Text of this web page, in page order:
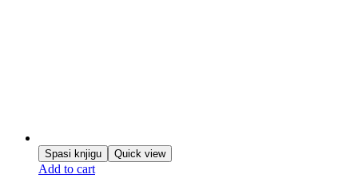
Spasi knjigu Quick view
Add to cart